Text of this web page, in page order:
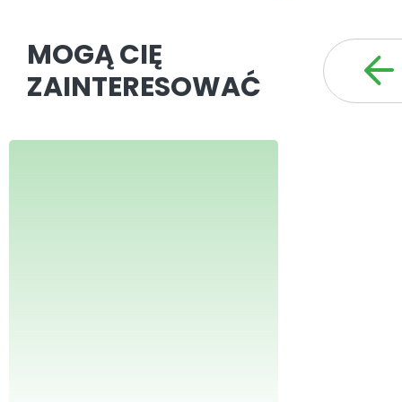
MOGĄ CIĘ
ZAINTERESOWAĆ